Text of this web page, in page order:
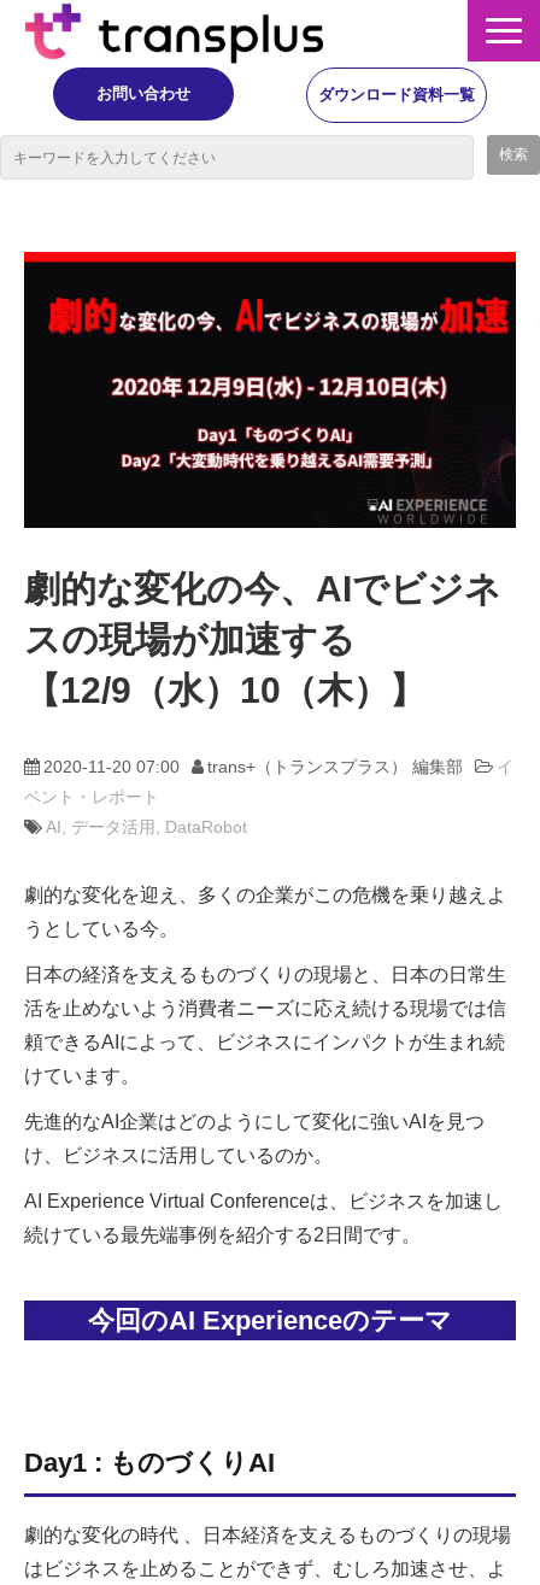
お問い合わせ ダウンロード資料一覧
イベント・レポート
ニュース
コラム
事例
動画
trans-DXプロデューサー
劇的な変化の今、AIでビジネ
スの現場が加速する
【12/9（水）10（木）】
2020-11-20 07:00 trans+（トランスプラス） 編集部
イ
ベント・レポート
AI
データ活用 DataRobot
劇的な変化を迎え、多くの企業がこの危機を乗り越えよ
うとしている今。
日本の経済を支えるものづくりの現場と、日本の日常生
活を止めないよう消費者ニーズに応え続ける現場では信
頼できるAIによって、ビジネスにインパクトが生まれ続
けています。
先進的なAI企業はどのようにして変化に強いAIを見つ
け、ビジネスに活用しているのか。
AI Experience Virtual Conferenceは、ビジネスを加速し
続けている最先端事例を紹介する2日間です。
今回のAI Experienceのテーマ
Day1 : ものづくりAI
劇的な変化の時代 、日本経済を支えるものづくりの現場
はビジネスを止めることができず、むしろ加速させ、よ